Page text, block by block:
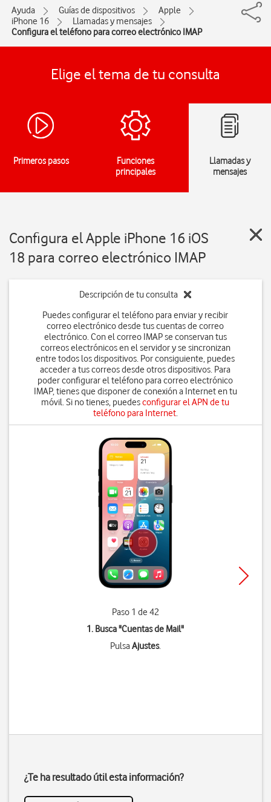
Ayuda Guías de dispositivos
Apple
iPhone 16
Llamadas y mensajes
Configura el teléfono para correo electrónico IMAP
Elige el tema de tu consulta
Primeros pasos
Funciones
principales
Llamadas y
mensajes
Configura el Apple iPhone 16 iOS
18 para correo electrónico IMAP
Descripción de tu consulta
Puedes configurar el teléfono para enviar y recibir
correo electrónico desde tus cuentas de correo
electrónico. Con el correo IMAP se conservan tus
correos electrónicos en el servidor y se sincronizan
entre todos los dispositivos. Por consiguiente, puedes
acceder a tus correos desde otros dispositivos. Para
poder configurar el teléfono para correo electrónico
IMAP, tienes que disponer de conexión a Internet en tu
móvil. Si no tienes, puedesconfigurar el APN de tu
teléfono para Internet.
Paso 1 de 42
1. Busca "Cuentas de Mail"
PulsaAjustes.
¿Te ha resultado útil esta información?